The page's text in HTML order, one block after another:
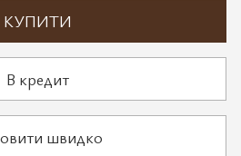
КУПИТИ
В кредит
швидко